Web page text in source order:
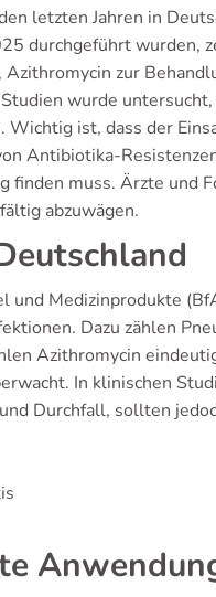
letzten Jahren in
durchgeführt wurden,
zur
wurde
ist, dass der
Antibiotika-
finden muss. Ärzte und
abzuwägen.
Medizinprodukte
Dazu zählen
Azithromycin
In klinischen
Durchfall, sollten